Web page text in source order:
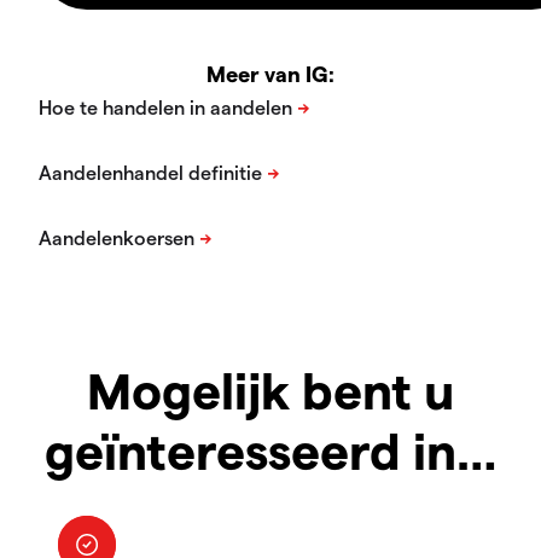
Meer van IG:
Mogelijk bent u
geïnteresseerd in…